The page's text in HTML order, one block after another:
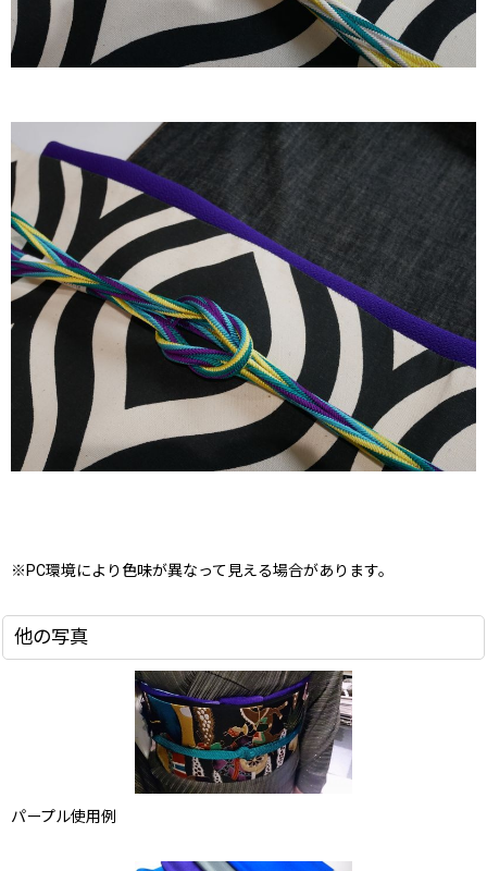
※PC環境により色味が異なって見える場合があります。
他の写真
パープル使用例